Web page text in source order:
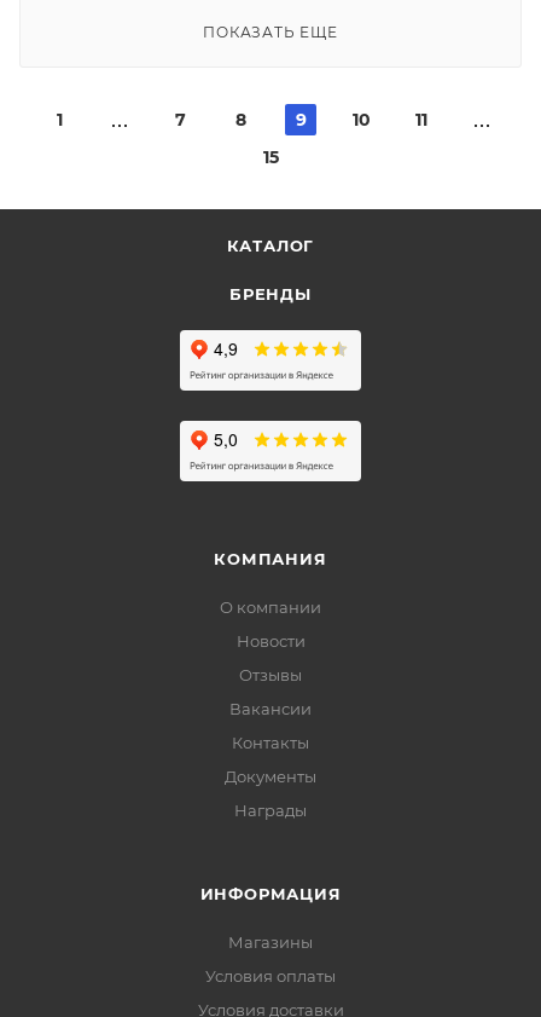
ПОКАЗАТЬ ЕЩЕ
1 7 8 9 10
11
15
КАТАЛОГ
БРЕНДЫ
КОМПАНИЯ
О компании
Новости
Отзывы
Вакансии
Контакты
Документы
Награды
ИНФОРМАЦИЯ
Магазины
Условия оплаты
Условия доставки